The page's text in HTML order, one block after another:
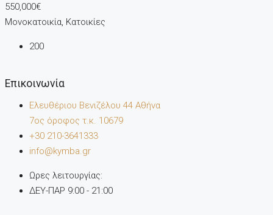
550,000€
Μονοκατοικία, Κατοικίες
200
Επικοινωνία
Ελευθέριου Βενιζέλου 44 Αθήνα
7oς όροφος τ.κ. 10679
+30 210-3641333
info@kymba.gr
Ωρες λειτουργίας:
ΔΕΥ-ΠΑΡ 9:00 - 21:00